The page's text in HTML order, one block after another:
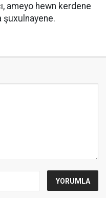
ameyo hewn kerdene
şuxulnayene.